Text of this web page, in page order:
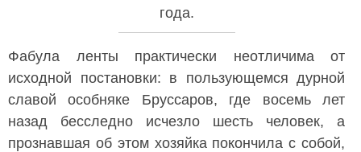
года.
Фабула ленты практически неотличима от
исходной постановки: в пользующемся дурной
славой особняке Бруссаров, где восемь лет
назад бесследно исчезло шесть человек, а
прознавшая об этом хозяйка покончила с собой,